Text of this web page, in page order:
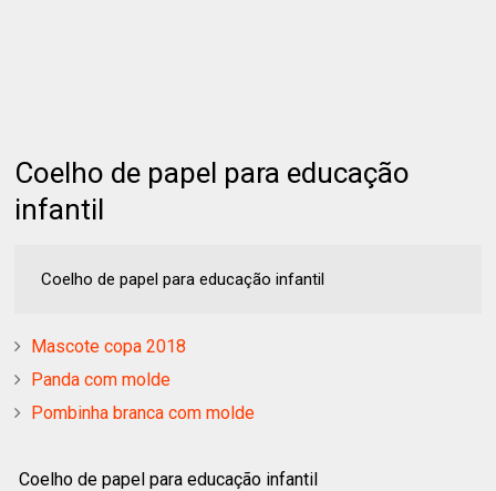
Coelho de papel para educação
infantil
Coelho de papel para educação infantil
Mascote copa 2018
Panda com molde
Pombinha branca com molde
Coelho de papel para educação infantil